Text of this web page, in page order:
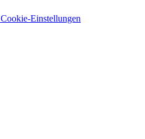
Cookie-Einstellungen